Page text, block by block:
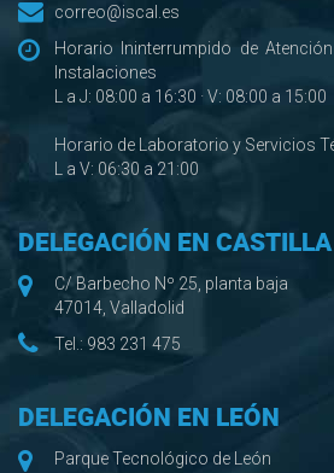
correo@iscal.es
Horario Ininterrumpido de
Instalaciones
L a J: 08:00 a 16:30 · V: 08:00 a 15:00
Horario de Laboratorio y Servicios
L a V: 06:30 a 21:00
DELEGACIÓN EN CASTILLA
C/ Barbecho Nº 25, planta baja
47014, Valladolid
Tel.: 983 231 475
DELEGACIÓN EN LEÓN
Parque Tecnológico de León